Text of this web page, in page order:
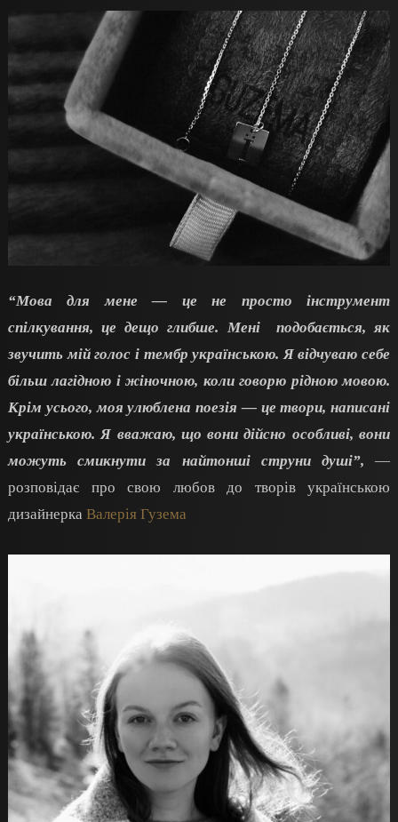
“Мова для мене — це не просто інструмент
спілкування, це дещо глибше. Мені подобається, як
звучить мій голос і тембр українською. Я відчуваю себе
більш лагідною і жіночною, коли говорю рідною мовою.
Крім усього, моя улюблена поезія — це твори, написані
українською. Я вважаю, що вони дійсно особливі, вони
можуть смикнути за найтонші струни душі”,
—
розповідає про свою любов до творів українською
дизайнерка Валерія Гузема